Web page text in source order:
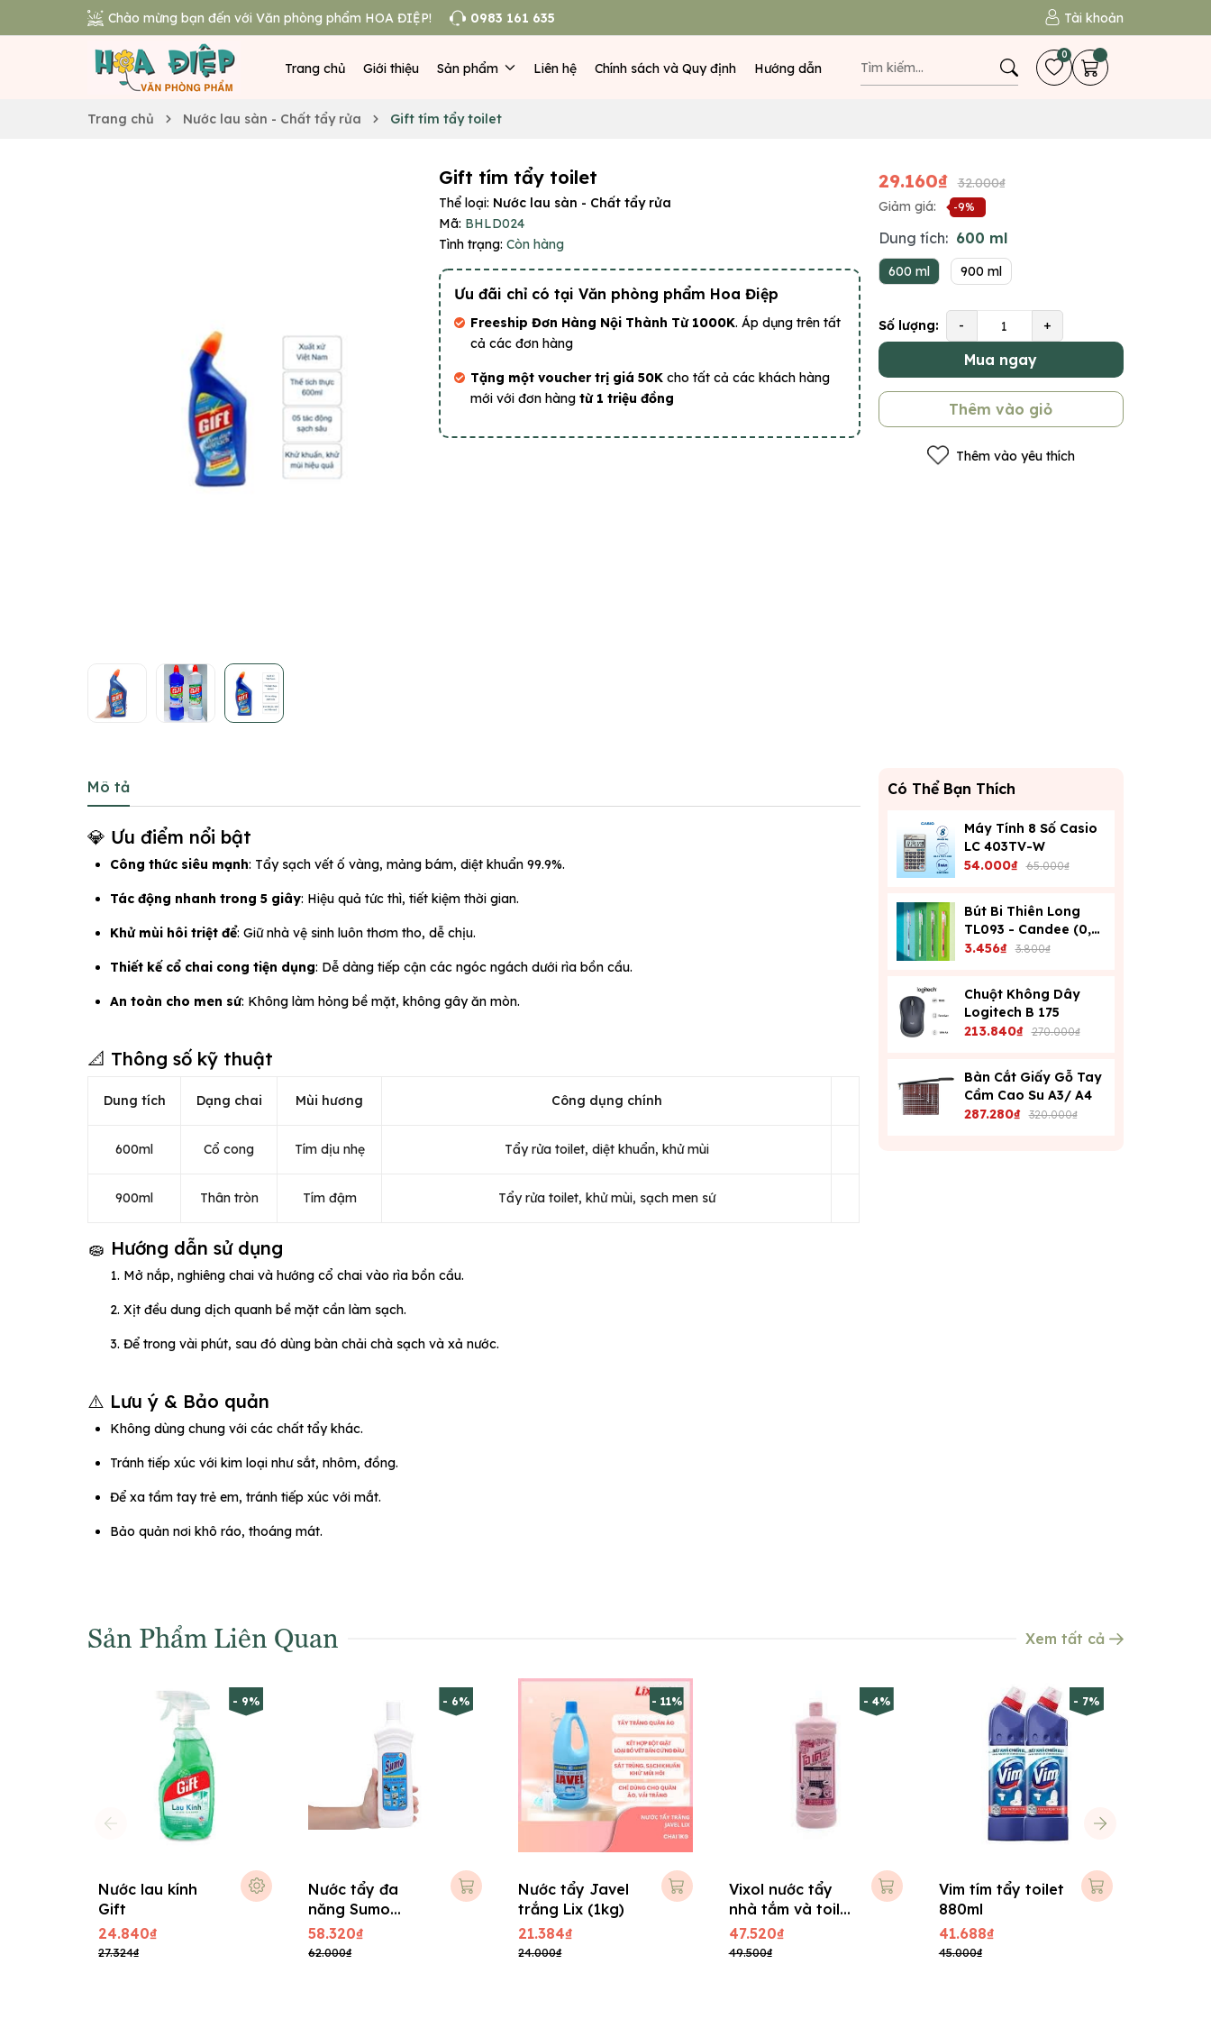
Chào mừng bạn đến với Văn phòng phẩm HOA ĐIỆP! 0983 161 635 Tài khoản
Trang chủ Giới thiệu Sản phẩm Liên hệ Chính sách và Quy định Hướng dẫn
0
Trang chủ Nước lau sàn - Chất tẩy rửa Gift tím tẩy toilet
Gift tím tẩy toilet
Thể loại: Nước lau sàn - Chất tẩy rửa
Mã: BHLD024
Tình trạng: Còn hàng
Ưu đãi chỉ có tại Văn phòng phẩm Hoa Điệp
Freeship Đơn Hàng Nội Thành Từ 1000K. Áp dụng trên tất
cả các đơn hàng
Tặng một voucher trị giá 50K cho tất cả các khách hàng
mới với đơn hàng từ 1 triệu đồng
29.160₫
32.000₫
Giảm giá:
-9%
Dung tích: 600 ml
600 ml 900 ml
Số lượng: - +
Mua ngay
Thêm vào giỏ
Thêm vào yêu thích
Có Thể Bạn Thích
Máy Tính 8 Số Casio
LC 403TV-W
54.000₫ 65.000₫
Bút Bi Thiên Long
TL093 - Candee (0,6
Mm) - Xanh
3.456₫ 3.800₫
Chuột Không Dây
Logitech B 175
213.840₫ 270.000₫
Bàn Cắt Giấy Gỗ Tay
Cầm Cao Su A3/ A4
287.280₫ 320.000₫
Mô tả
💎 Ưu điểm nổi bật
Công thức siêu mạnh: Tẩy sạch vết ố vàng, mảng bám, diệt khuẩn 99.9%.
Tác động nhanh trong 5 giây: Hiệu quả tức thì, tiết kiệm thời gian.
Khử mùi hôi triệt để: Giữ nhà vệ sinh luôn thơm tho, dễ chịu.
Thiết kế cổ chai cong tiện dụng: Dễ dàng tiếp cận các ngóc ngách dưới rìa bồn cầu.
An toàn cho men sứ: Không làm hỏng bề mặt, không gây ăn mòn.
📐 Thông số kỹ thuật
Dung tích Dạng chai Mùi hương Công dụng chính
600ml Cổ cong Tím dịu nhẹ Tẩy rửa toilet, diệt khuẩn, khử mùi
900ml Thân tròn Tím đậm Tẩy rửa toilet, khử mùi, sạch men sứ
🧽 Hướng dẫn sử dụng
Mở nắp, nghiêng chai và hướng cổ chai vào rìa bồn cầu.
Xịt đều dung dịch quanh bề mặt cần làm sạch.
Để trong vài phút, sau đó dùng bàn chải chà sạch và xả nước.
⚠️ Lưu ý & Bảo quản
Không dùng chung với các chất tẩy khác.
Tránh tiếp xúc với kim loại như sắt, nhôm, đồng.
Để xa tầm tay trẻ em, tránh tiếp xúc với mắt.
Bảo quản nơi khô ráo, thoáng mát.
Sản Phẩm Liên Quan Xem tất cả
- 9%
Nước lau kính
Gift
24.840₫
27.324₫
- 6%
Nước tẩy đa
năng Sumo
700gr
58.320₫
62.000₫
- 11%
Nước tẩy Javel
trắng Lix (1kg)
21.384₫
24.000₫
- 4%
Vixol nước tẩy
nhà tắm và toilet
Okay
47.520₫
49.500₫
- 7%
Vim tím tẩy toilet
880ml
41.688₫
45.000₫